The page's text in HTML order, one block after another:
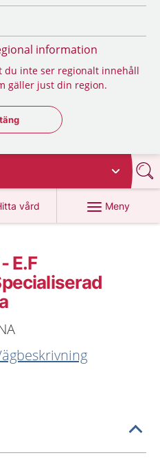
information
du inte ser regionalt innehåll
gäller just din region.
regionsväljaren
vård
på 1177.se
Meny
E.F